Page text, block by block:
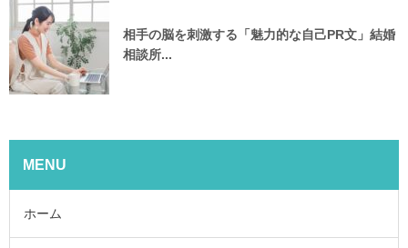
相手の脳を刺激する「魅力的な自己PR文」結婚
相談所...
MENU
ホーム